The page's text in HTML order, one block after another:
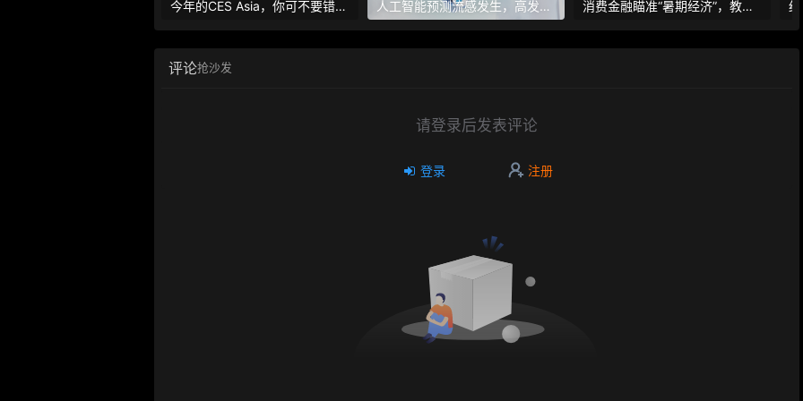
今年的CES Asia，你可不要错过这些自动驾驶看点 人工智能预测流感发生，高发季预测准确率可达到90%以上 消费金融瞄准“暑期经济”，教育信贷成新风向标
评论抢沙发
请登录后发表评论
登录 注册